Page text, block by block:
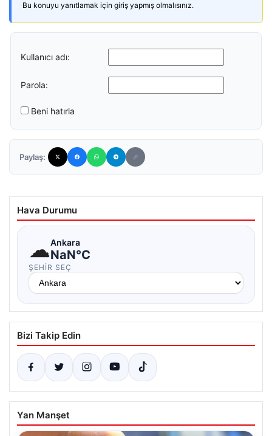
Bu konuyu yanıtlamak için giriş yapmış olmalısınız.
Kullanıcı adı:
Parola:
Beni hatırla
Paylaş:
Hava Durumu
☁Ankara
NaN°C
ŞEHIR SEÇ
Bizi Takip Edin
Yan Manşet